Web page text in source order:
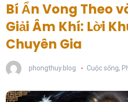
Bí Ẩn Vong Theo
Giải Âm Khí: Lời
Chuyên Gia
phongthuy.blog Cuộc sống,